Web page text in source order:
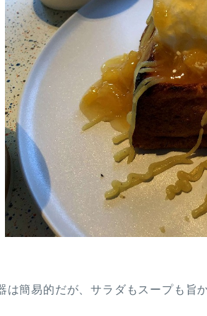
は簡易的だが、サラダもスープも旨